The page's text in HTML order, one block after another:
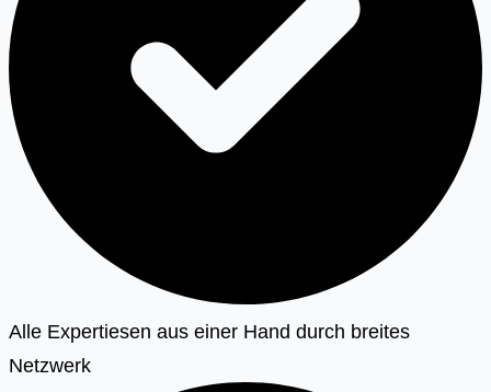
Alle Expertiesen aus einer Hand durch breites
Netzwerk